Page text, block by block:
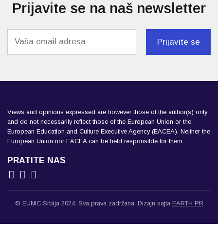
Prijavite se na naš newsletter
Views and opinions expressed are however those of the author(s) only
and do not necessarily reflect those of the European Union or the
European Education and Culture Executive Agency (EACEA). Neither the
European Union nor EACEA can be held responsible for them.
PRATITE NAS
© EUNIC Srbija 2024. Sva prava zadržana. Dizajn sajta EARTH PR